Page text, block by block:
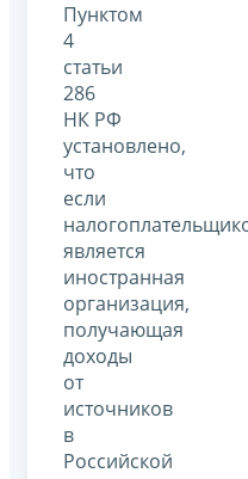
Пунктом
4
статьи
286
НК РФ
установлено,
что
если
является
иностранная
организация,
получающая
доходы
от
источников
в
Российской